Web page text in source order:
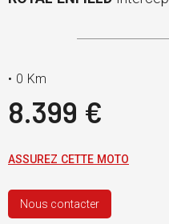
• 0 Km
8.399 €
ASSUREZ CETTE MOTO
Nous contacter